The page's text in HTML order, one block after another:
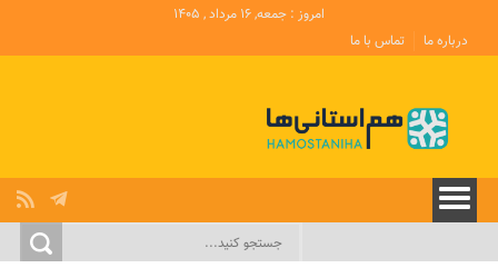
امروز : جمعه, ۱۶ مرداد , ۱۴۰۵
درباره ما
تماس با ما